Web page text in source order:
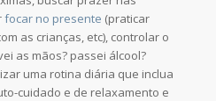
focar no presente (praticar
as crianças, etc), controlar o
as mãos? passei álcool?
uma rotina diária que inclua
cuidado e de relaxamento e